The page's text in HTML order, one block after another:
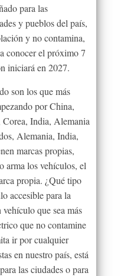
para las
y pueblos del país,
y no contamina,
conocer el próximo 7
iniciará en 2027.
son los que más
por China,
India, Alemania
Alemania, India,
marcas propias,
los vehículos, el
propia. ¿Qué tipo
accesible para la
que sea más
que no contamine
ir por cualquier
en nuestro país, está
las ciudades o para